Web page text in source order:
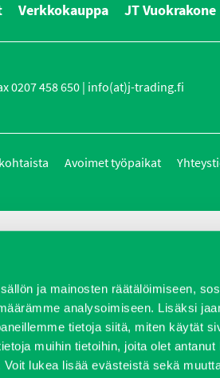
ja mainosten räätälöimiseen,
analysoimiseen. Lisäksi
tietoja siitä, miten käytät
muihin tietoihin, joita olet antanut
lukea lisää evästeistä sekä
Verkkokauppa JT Vuokrakone
0207 458 650 | info(at)j-trading.fi
Avoimet työpaikat